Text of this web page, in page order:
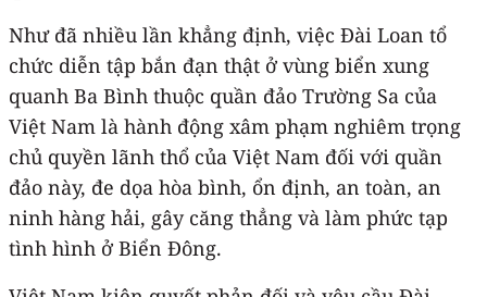
Như đã nhiều lần khẳng định, việc Đài Loan tổ
chức diễn tập bắn đạn thật ở vùng biển xung
quanh Ba Bình thuộc quần đảo Trường Sa của
Việt Nam là hành động xâm phạm nghiêm trọng
chủ quyền lãnh thổ của Việt Nam đối với quần
đảo này, đe dọa hòa bình, ổn định, an toàn, an
ninh hàng hải, gây căng thẳng và làm phức tạp
tình hình ở Biển Đông.